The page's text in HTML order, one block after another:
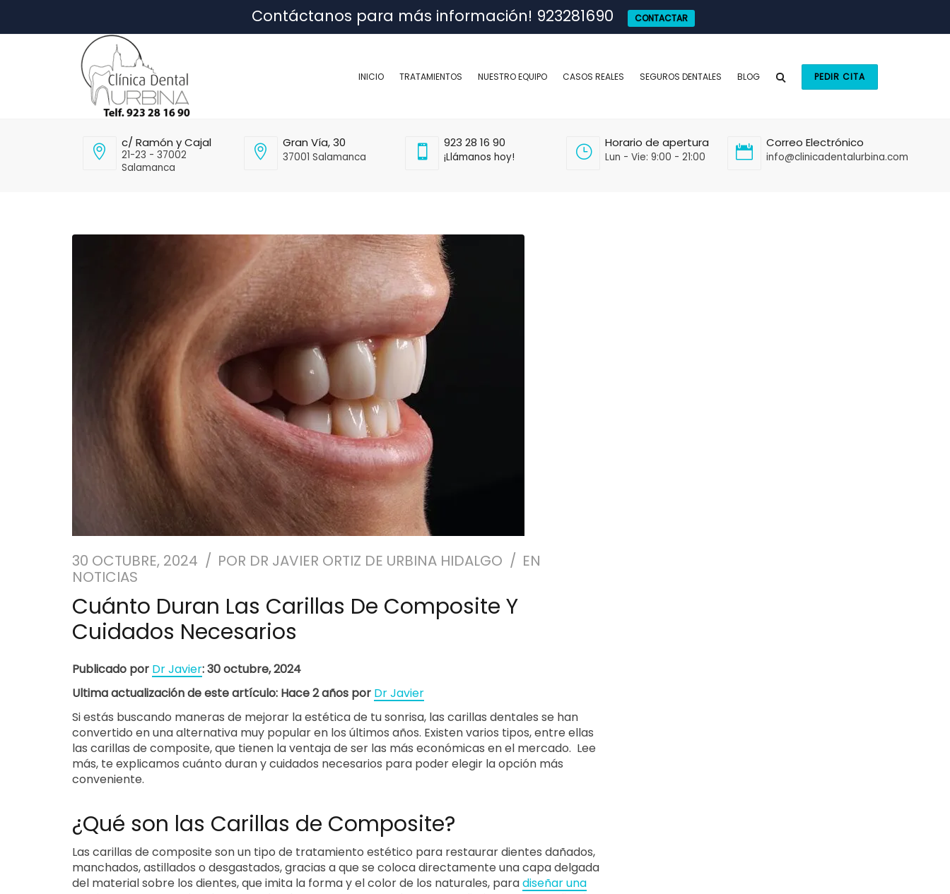
Contáctanos para más información! 923281690 CONTACTAR
INICIO TRATAMIENTOS NUESTRO EQUIPO CASOS REALES SEGUROS DENTALES BLOG PEDIR CITA
c/ Ramón y Cajal
21-23 - 37002
Salamanca
Gran Vía, 30
37001 Salamanca
923 28 16 90
¡Llámanos hoy!
Horario de apertura
Lun - Vie: 9:00 - 21:00
Correo Electrónico
info@clinicadentalurbina.com
30 OCTUBRE, 2024 POR DR JAVIER ORTIZ DE URBINA HIDALGO
EN
NOTICIAS
Cuánto Duran Las Carillas De Composite Y
Cuidados Necesarios
Publicado por Dr Javier: 30 octubre, 2024
Ultima actualización de este artículo: Hace 2 años por Dr Javier
Si estás buscando maneras de mejorar la estética de tu sonrisa, las carillas dentales se han
convertido en una alternativa muy popular en los últimos años. Existen varios tipos, entre ellas
las carillas de composite, que tienen la ventaja de ser las más económicas en el mercado. Lee
más, te explicamos cuánto duran y cuidados necesarios para poder elegir la opción más
conveniente.
¿Qué son las Carillas de Composite?
Las carillas de composite son un tipo de tratamiento estético para restaurar dientes dañados,
manchados, astillados o desgastados, gracias a que se coloca directamente una capa delgada
del material sobre los dientes, que imita la forma y el color de los naturales, paradiseñar una